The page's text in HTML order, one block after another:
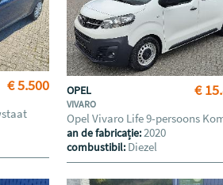
€ 5.500 €
OPEL
VIVARO
Opel Vivaro Life 9-persoons
an de fabricație:2020
combustibil: Diezel